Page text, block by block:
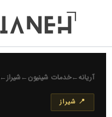
آریانه←خدمات شینیون←شیراز←
📍 شیراز